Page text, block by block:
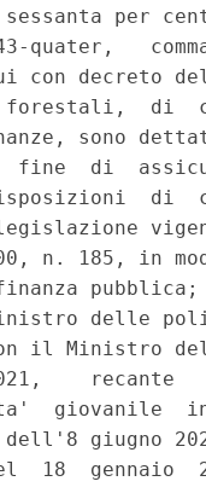
per
quater,
con decreto
forestali,  di
sono
fine  di
di
n. 185, in
delle
il Ministro
recante
giovanile
giugno
18  gennaio